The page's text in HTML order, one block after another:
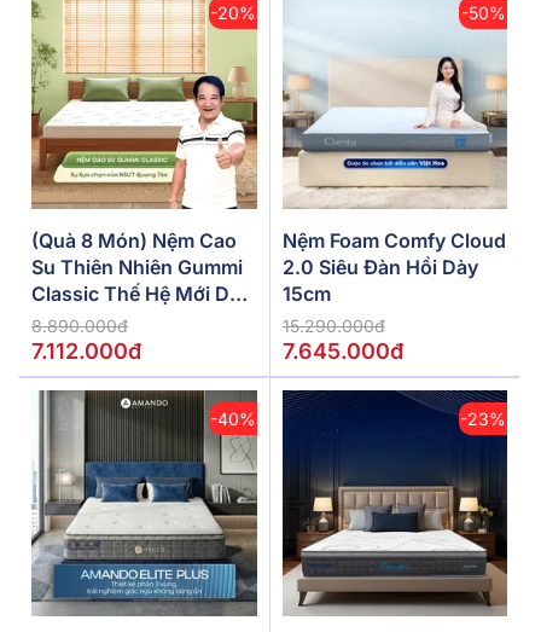
-20%
(Quà 8 Món) Nệm Cao
Su Thiên Nhiên Gummi
Classic Thế Hệ Mới Dày
5/10/15cm
8.890.000đ
7.112.000đ
-50%
Nệm Foam Comfy Cloud
2.0 Siêu Đàn Hồi Dày
15cm
15.290.000đ
7.645.000đ
-40% -23%